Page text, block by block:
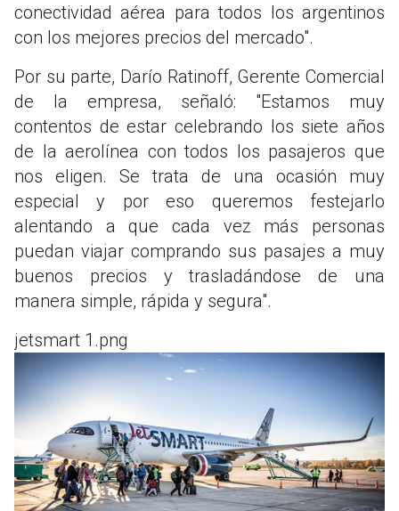
conectividad aérea para todos los argentinos
con los mejores precios del mercado".
Por su parte, Darío Ratinoff, Gerente Comercial
de la empresa, señaló: "Estamos muy
contentos de estar celebrando los siete años
de la aerolínea con todos los pasajeros que
nos eligen. Se trata de una ocasión muy
especial y por eso queremos festejarlo
alentando a que cada vez más personas
puedan viajar comprando sus pasajes a muy
buenos precios y trasladándose de una
manera simple, rápida y segura".
jetsmart 1.png